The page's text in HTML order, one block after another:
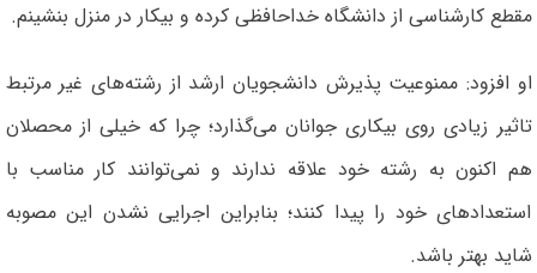
مقطع کارشناسی از دانشگاه خداحافظی کرده و بیکار در منزل بنشینم.
او افزود: ممنوعیت پذیرش دانشجویان ارشد از رشته‌های غیر مرتبط
تاثیر زیادی روی بیکاری جوانان می‌گذارد؛ چرا که خیلی از محصلان
هم اکنون به رشته خود علاقه ندارند و نمی‌توانند کار مناسب با
استعداد‌های خود را پیدا کنند؛ بنابراین اجرایی نشدن این مصوبه
شاید بهتر باشد.